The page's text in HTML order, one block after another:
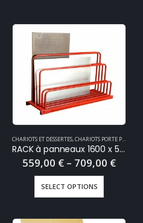
CHARIOTS ET DESSERTES CHARIOTS PORTE PANNEAUX
RACK à panneaux 1600 x 500 mm
559,00 € – 709,00 €
SELECT OPTIONS